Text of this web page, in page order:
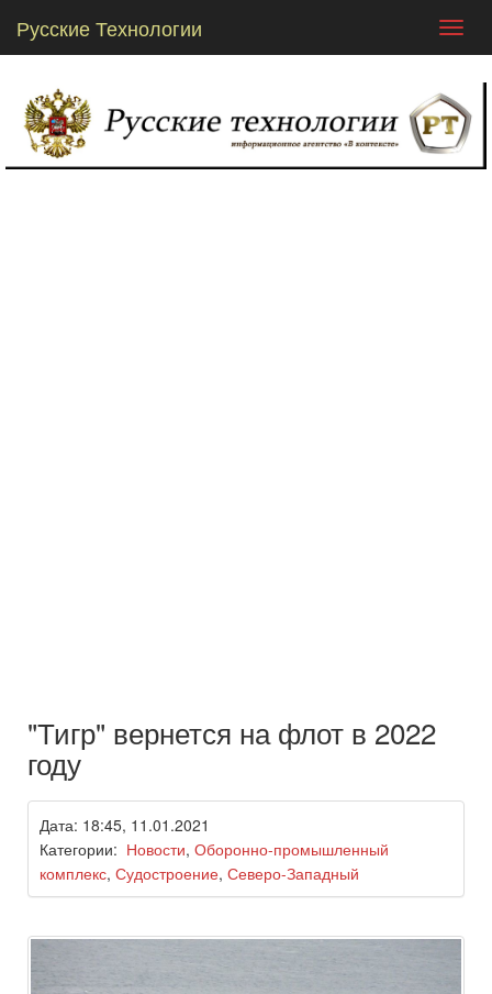
Русские Технологии
"Тигр" вернется на флот в 2022
году
Дата: 18:45, 11.01.2021
Категории: Новости, Оборонно-промышленный
комплекс, Судостроение, Северо-Западный